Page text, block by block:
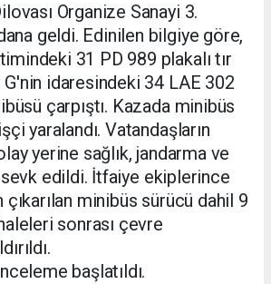
Organize Sanayi 3.
geldi. Edinilen bilgiye göre,
31 PD 989 plakalı tır
idaresindeki 34 LAE 302
çarpıştı. Kazada minibüs
yaralandı. Vatandaşların
yerine sağlık, jandarma ve
edildi. İtfaiye ekiplerince
çıkarılan minibüs sürücü dahil 9
sonrası çevre
başlatıldı.